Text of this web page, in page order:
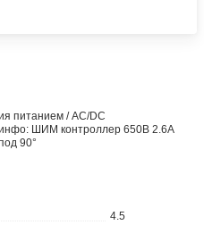
питанием / AC/DC
инфо: ШИМ контроллер 650В 2.6А
90°
4.5